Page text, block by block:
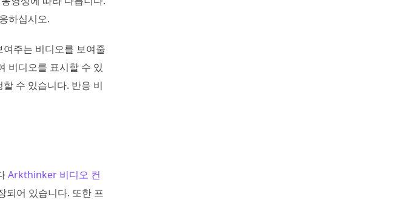
하십시오.
주는 비디오를 보여줄
비디오를 표시할 수 있
수 있습니다. 반응 비
Arkthinker 비디오 컨
되어 있습니다. 또한 프